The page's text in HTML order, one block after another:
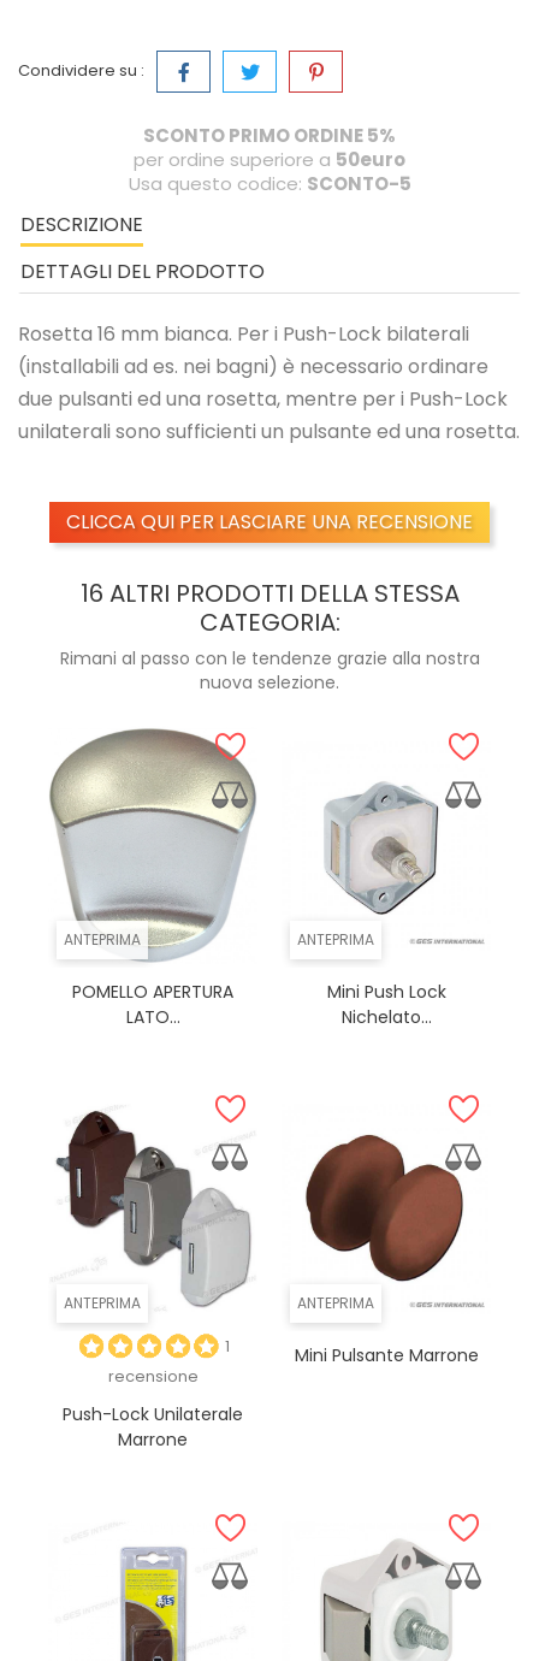
Condividere su :
SCONTO PRIMO ORDINE 5%
per ordine superiore a 50euro
Usa questo codice: SCONTO-5
DESCRIZIONE
DETTAGLI DEL PRODOTTO
Rosetta 16 mm bianca. Per i Push-Lock bilaterali
(installabili ad es. nei bagni) è necessario ordinare
due pulsanti ed una rosetta, mentre per i Push-Lock
unilaterali sono sufficienti un pulsante ed una rosetta.
CLICCA QUI PER LASCIARE UNA RECENSIONE
16 ALTRI PRODOTTI DELLA STESSA
CATEGORIA:
Rimani al passo con le tendenze grazie alla nostra
nuova selezione.
ANTEPRIMA
POMELLO APERTURA
LATO...
ANTEPRIMA
Mini Push Lock
Nichelato...
ANTEPRIMA
1
recensione
Push-Lock Unilaterale
Marrone
ANTEPRIMA
Mini Pulsante Marrone